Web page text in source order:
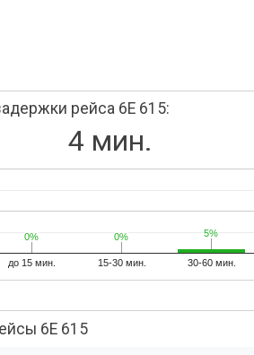
рейса 6E 615:
4 мин.
до 15 мин. 15-30 мин. 30-60 мин.
0%
0% 0%
0% 5%
5%
6E 615